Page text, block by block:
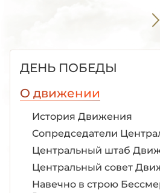
ДЕНЬ ПОБЕДЫ
О движении
История Движения
Сопредседатели
Центральный штаб
Центральный совет
Навечно в строю